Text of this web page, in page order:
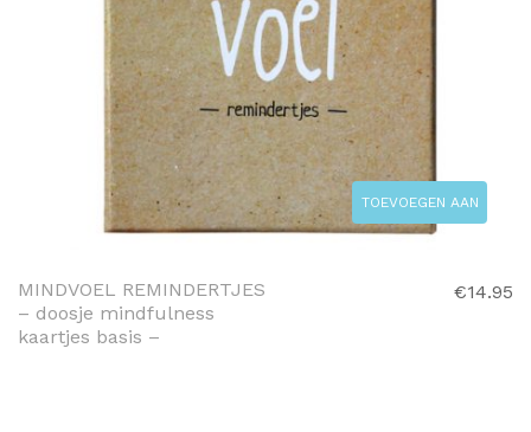
TOEVOEGEN AAN
MINDVOEL REMINDERTJES
– doosje mindfulness
kaartjes basis –
€14.95